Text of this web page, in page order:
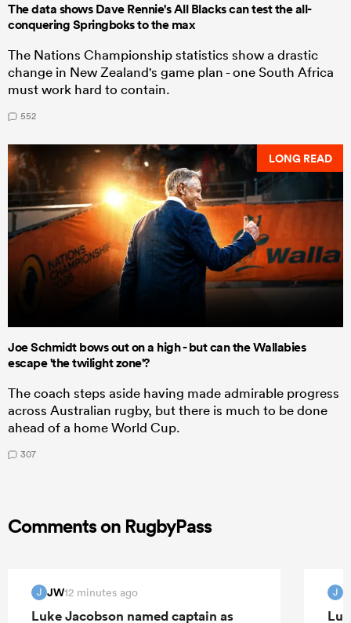
The data shows Dave Rennie's All Blacks can test the all-
conquering Springboks to the max
The Nations Championship statistics show a drastic
change in New Zealand's game plan - one South Africa
must work hard to contain.
552
LONG READ
Joe Schmidt bows out on a high - but can the Wallabies
escape 'the twilight zone'?
The coach steps aside having made admirable progress
across Australian rugby, but there is much to be done
ahead of a home World Cup.
307
Comments on RugbyPass
J JW12 minutes ago
Luke Jacobson named captain as
J